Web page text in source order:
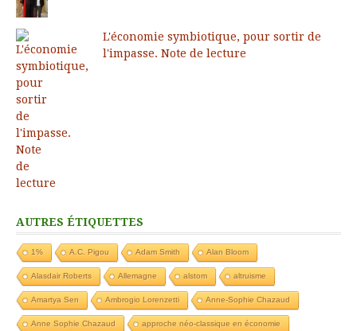
L'économie symbiotique, pour sortir de
l'impasse. Note de lecture
AUTRES ÉTIQUETTES
1% A.C. Pigou Adam Smith Alan Bloom
Alasdair Roberts Allemagne alstom altruisme
Amartya Sen Ambrogio Lorenzetti Anne-Sophie Chazaud
Anne Sophie Chazaud approche néo-classique en économie